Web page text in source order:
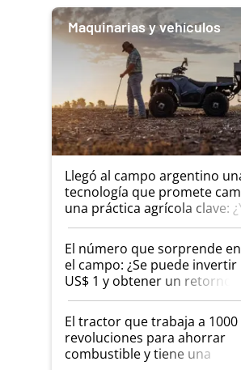
Maquinarias y vehículos
Llegó al campo argentino
tecnología que promete
una práctica agrícola clave:
analizar el suelo fuera tan
como apretar un botón?
El número que sorprende en
el campo: ¿Se puede invertir
US$ 1 y obtener un retorno de
hasta US$ 10 en agricultura?
El tractor que trabaja a 1000
revoluciones para ahorrar
combustible y tiene una